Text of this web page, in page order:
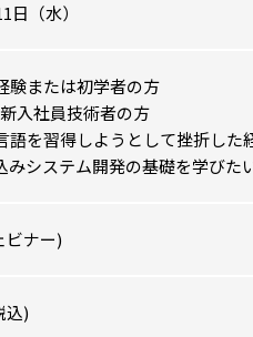
日（水）
験または初学者の方
入社員技術者の方
語を習得しようとして挫折した
みシステム開発の基礎を学びた
ナー)
込)